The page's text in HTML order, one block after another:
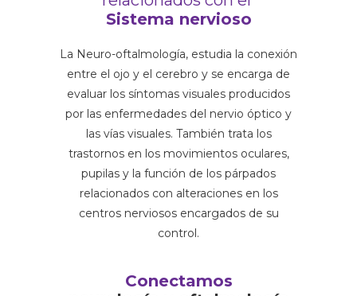
Sistema nervioso
La Neuro-oftalmología, estudia la conexión
entre el ojo y el cerebro y se encarga de
evaluar los síntomas visuales producidos
por las enfermedades del nervio óptico y
las vías visuales. También trata los
trastornos en los movimientos oculares,
pupilas y la función de los párpados
relacionados con alteraciones en los
centros nerviosos encargados de su
control.
Conectamos